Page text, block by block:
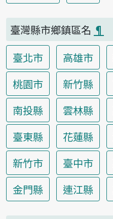
臺灣縣市鄉鎮區名 ¶
臺北市
高雄市
桃園市
新竹縣
南投縣
雲林縣
臺東縣
花蓮縣
新竹市
臺中市
金門縣
連江縣